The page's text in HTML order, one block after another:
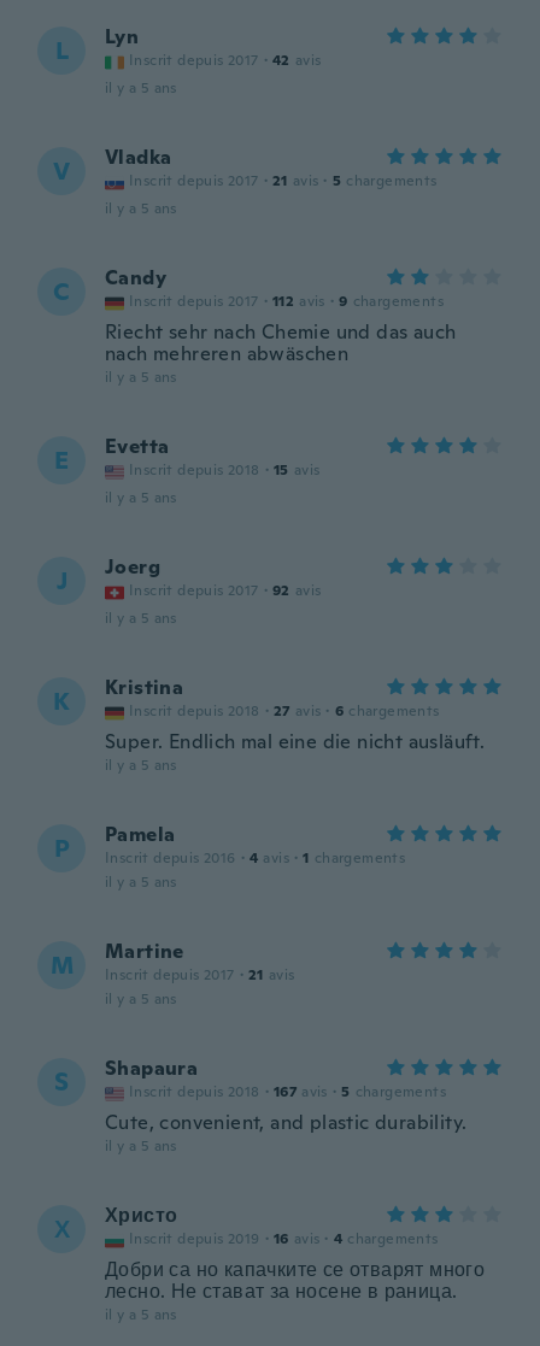
L Lyn
Inscrit depuis 2017 · 42 avis
il y a 5 ans
V Vladka
Inscrit depuis 2017 · 21 avis · 5 chargements
il y a 5 ans
C Candy
Inscrit depuis 2017 · 112 avis · 9 chargements
Riecht sehr nach Chemie und das auch
nach mehreren abwäschen
il y a 5 ans
E Evetta
Inscrit depuis 2018 · 15 avis
il y a 5 ans
J Joerg
Inscrit depuis 2017 · 92 avis
il y a 5 ans
K Kristina
Inscrit depuis 2018 · 27 avis · 6 chargements
Super. Endlich mal eine die nicht ausläuft.
il y a 5 ans
P Pamela
Inscrit depuis 2016 · 4 avis · 1 chargements
il y a 5 ans
M Martine
Inscrit depuis 2017 · 21 avis
il y a 5 ans
S Shapaura
Inscrit depuis 2018 · 167 avis · 5 chargements
Cute, convenient, and plastic durability.
il y a 5 ans
Х Христо
Inscrit depuis 2019 · 16 avis · 4 chargements
Добри са но капачките се отварят много
лесно. Не стават за носене в раница.
il y a 5 ans